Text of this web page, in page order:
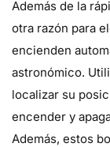
Además de la
otra razón para
encienden
astronómico.
localizar su
encender y
Además, estos